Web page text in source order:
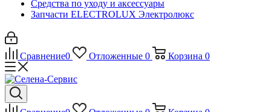
Средства по уходу и аксессуары
Запчасти ELECTROLUX Электролюкс
Сравнение0 Отложенные 0 Корзина 0